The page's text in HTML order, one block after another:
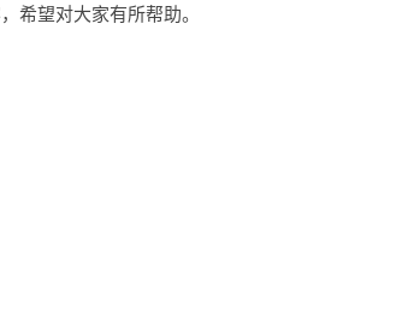
希望对大家有所帮助。